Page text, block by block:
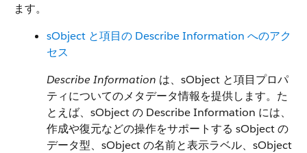
ます。
sObject と項目の Describe Information へのアク
セス
Describe Information は、sObject と項目プロパ
ティについてのメタデータ情報を提供します。た
とえば、sObject の Describe Information には、
作成や復元などの操作をサポートする sObject の
データ型、sObject の名前と表示ラベル、sObject